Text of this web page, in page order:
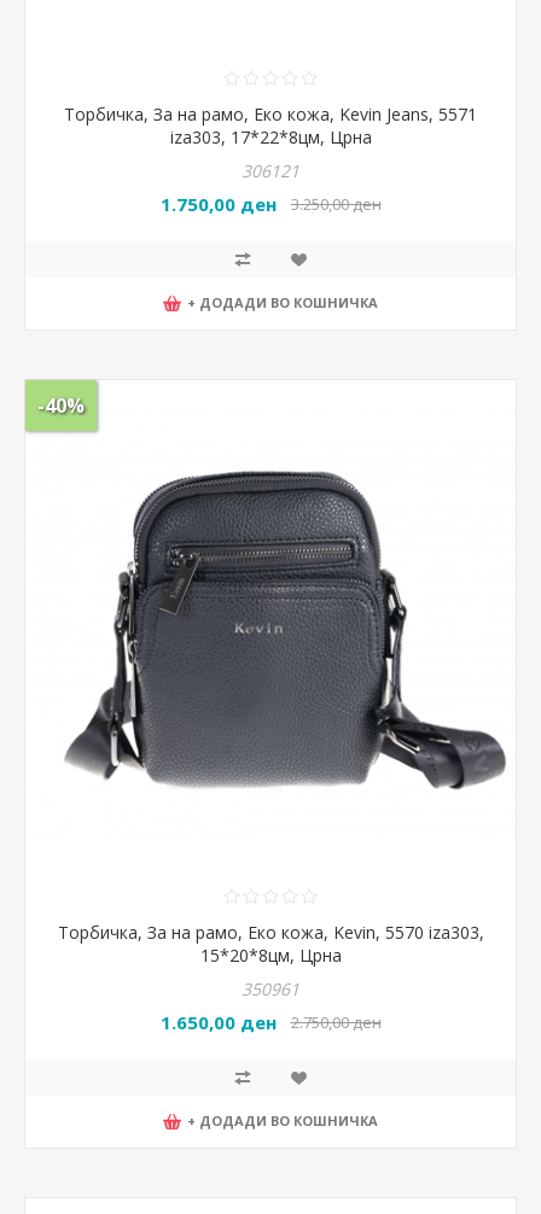
Торбичка, За на рамо, Еко кожа, Kevin Jeans, 5571
iza303, 17*22*8цм, Црна
306121
1.750,00 ден 3.250,00 ден
+ ДОДАДИ ВО КОШНИЧКА
-40%
Торбичка, За на рамо, Еко кожа, Kevin, 5570 iza303,
15*20*8цм, Црна
350961
1.650,00 ден 2.750,00 ден
+ ДОДАДИ ВО КОШНИЧКА